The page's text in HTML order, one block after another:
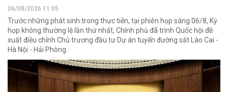
06/08/2026 11:05
Trước những phát sinh trong thực tiễn, tại phiên họp sáng 06/8, Kỳ
họp không thường lệ lần thứ nhất, Chính phủ đã trình Quốc hội đề
xuất điều chỉnh Chủ trương đầu tư Dự án tuyến đường sắt Lào Cai -
Hà Nội - Hải Phòng.